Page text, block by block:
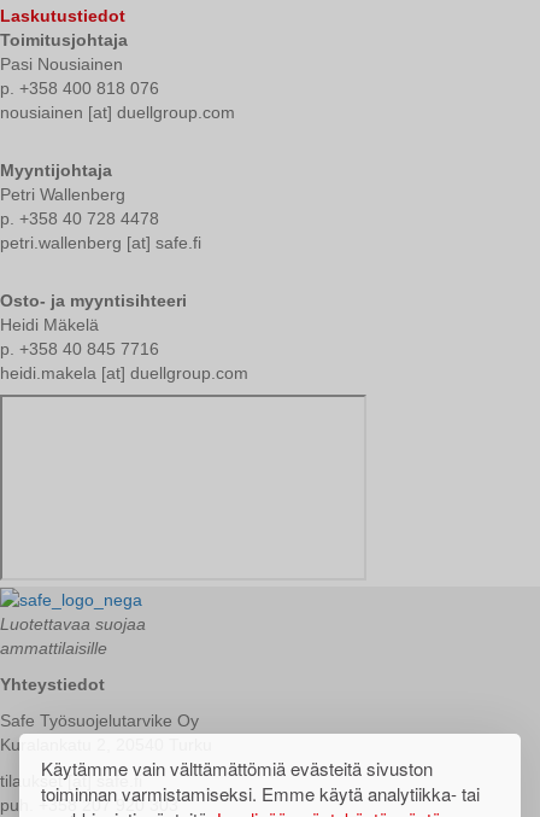
Käytämme vain välttämättömiä evästeitä sivuston
toiminnan varmistamiseksi. Emme käytä analytiikka- tai
Laskutustiedot
Toimitusjohtaja
Pasi Nousiainen
p. +358 400 818 076
nousiainen [at] duellgroup.com
Myyntijohtaja
Petri Wallenberg
p. +358 40 728 4478
petri.wallenberg [at] safe.fi
Osto- ja myyntisihteeri
Heidi Mäkelä
p. +358 40 845 7716
heidi.makela [at] duellgroup.com
Luotettavaa suojaa
ammattilaisille
Yhteystiedot
Safe Työsuojelutarvike Oy
Kuralankatu 2, 20540 Turku
tilaukset[at]safe.fi
puh. +358 207 920 303